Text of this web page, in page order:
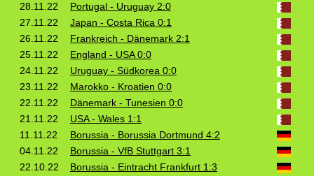
28.11.22
Portugal - Uruguay 2:0
27.11.22
Japan - Costa Rica 0:1
26.11.22
Frankreich - Dänemark 2:1
25.11.22
England - USA 0:0
24.11.22
Uruguay - Südkorea 0:0
23.11.22
Marokko - Kroatien 0:0
22.11.22
Dänemark - Tunesien 0:0
21.11.22
USA - Wales 1:1
11.11.22
Borussia - Borussia Dortmund 4:2
04.11.22
Borussia - VfB Stuttgart 3:1
22.10.22
Borussia - Eintracht Frankfurt 1:3